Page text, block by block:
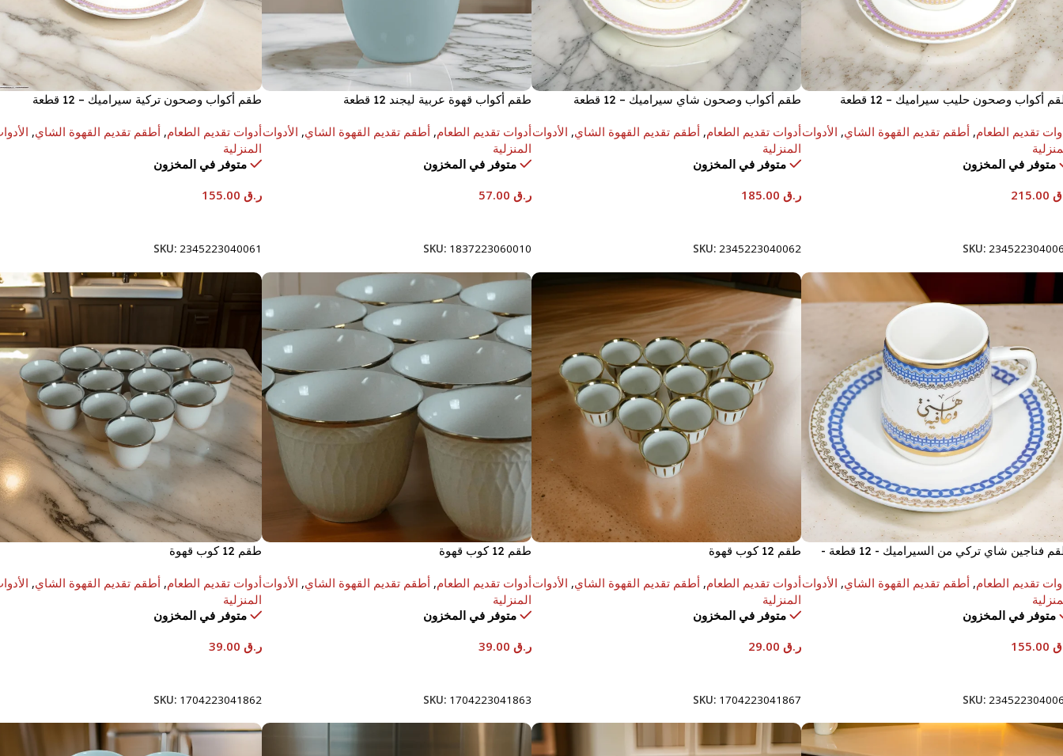
أكواب وصحون حليب سيراميك – 12 قطعة
تقديم الطعام, أطقم تقديم القهوة الشاي, الأدوات
متوفر في المخزون
SKU:
طقم أكواب وصحون شاي سيراميك – 12 قطعة
أدوات تقديم الطعام, أطقم تقديم القهوة الشاي, الأدوات
المنزلية
متوفر في المخزون
ر.ق
SKU: 2345223040062
طقم أكواب قهوة عربية ليجند 12 قطعة
أدوات تقديم الطعام, أطقم تقديم القهوة الشاي, الأدوات
المنزلية
متوفر في المخزون
ر.ق
SKU: 1837223060010
طقم أكواب وصحون تركية سيراميك – 12 قطعة
أدوات تقديم الطعام, أطقم تقديم القهوة الشاي,
المنزلية
متوفر في المخزون
ر.ق
SKU: 2345223040061
طقم فناجين شاي تركي من السيراميك - 12 قطعة -
تقديم الطعام, أطقم تقديم القهوة الشاي, الأدوات
متوفر في المخزون
SKU:
طقم 12 كوب قهوة
أدوات تقديم الطعام, أطقم تقديم القهوة الشاي, الأدوات
المنزلية
متوفر في المخزون
ر.ق
SKU: 1704223041867
طقم 12 كوب قهوة
أدوات تقديم الطعام, أطقم تقديم القهوة الشاي, الأدوات
المنزلية
متوفر في المخزون
ر.ق
SKU: 1704223041863
طقم 12 كوب قهوة
أدوات تقديم الطعام, أطقم تقديم القهوة الشاي,
المنزلية
متوفر في المخزون
ر.ق
SKU: 1704223041862